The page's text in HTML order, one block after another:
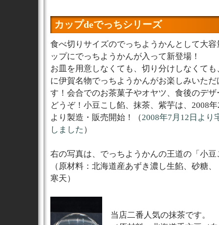
カップdeでっちシリーズ
食べ切りサイズのでっちようかんとして大容
ップにでっちようかんが入って新登場！
お皿を用意しなくても、切り分けしなくても
に伊賀名物でっちようかんがお楽しみいただ
す！会合でのお茶菓子やオヤツ、食後のデザ
どうぞ！小豆こし餡、抹茶、紫芋は、2008
より製造・販売開始！（2008年7月12日より
しました ）
右の写真は、でっちようかんの王道の「小豆
（原材料：北海道産あずき濃し生餡、砂糖
寒天）
当店二番人気の抹茶です。